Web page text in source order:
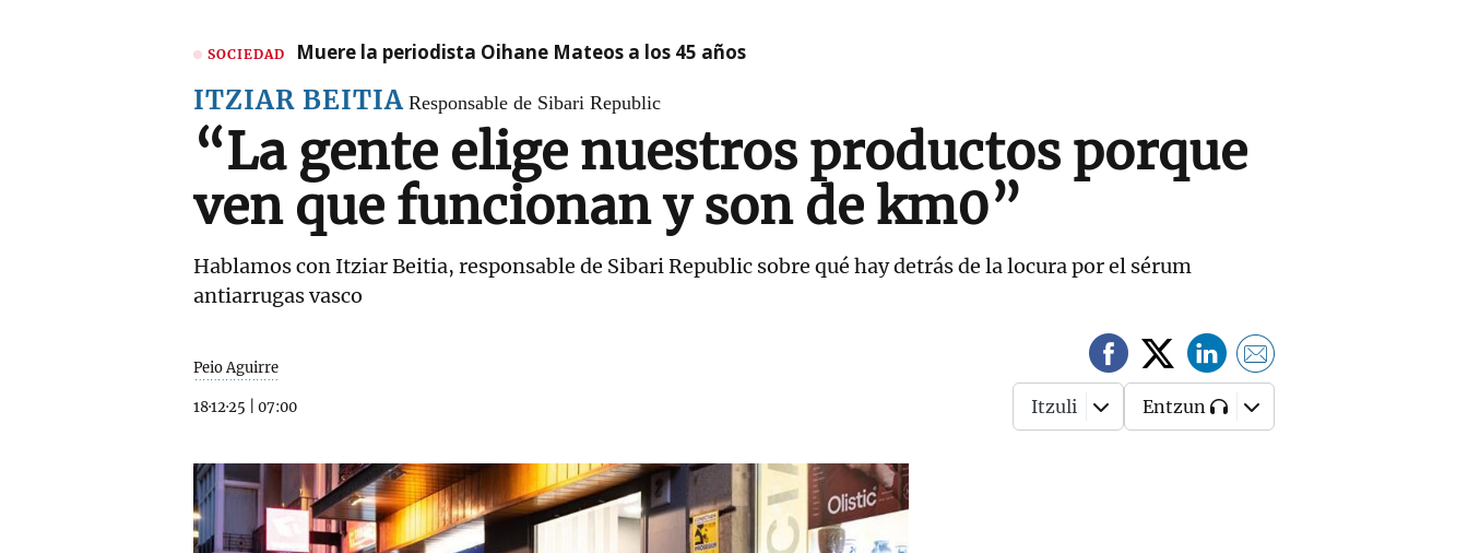
SOCIEDAD Muere la periodista Oihane Mateos a los 45 años
ITZIAR BEITIA Responsable de Sibari Republic
“La gente elige nuestros productos porque
ven que funcionan y son de km0”
Hablamos con Itziar Beitia, responsable de Sibari Republic sobre qué hay detrás de la locura por el sérum
antiarrugas vasco
Peio Aguirre
18·12·25 07:00 Itzuli Entzun